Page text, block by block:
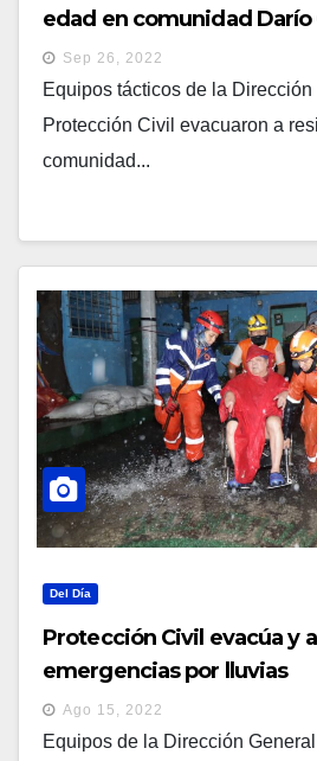
edad en comunidad Darío
Sep 26, 2022
Equipos tácticos de la
Protección Civil evacuaron a
comunidad...
Del Día
Protección Civil evacúa y
emergencias por lluvias
Ago 15, 2022
Equipos de la Dirección